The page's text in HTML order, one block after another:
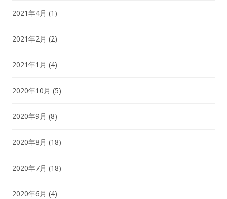
2021年4月 (1)
2021年2月 (2)
2021年1月 (4)
2020年10月 (5)
2020年9月 (8)
2020年8月 (18)
2020年7月 (18)
2020年6月 (4)